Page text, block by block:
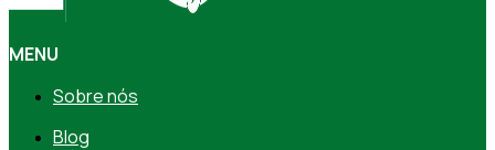
MENU
Sobre nós
Blog